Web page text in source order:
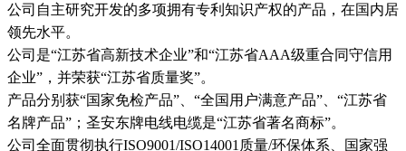
公司自主研究开发的多项拥有专利知识产权的产品，在国内居
领先水平。
公司是“江苏省高新技术企业”和“江苏省AAA级重合同守信用
企业”，并荣获“江苏省质量奖”。
产品分别获“国家免检产品”、“全国用户满意产品”、“江苏省
名牌产品”；圣安东牌电线电缆是“江苏省著名商标”。
公司全面贯彻执行ISO9001/ISO14001质量/环保体系、国家强